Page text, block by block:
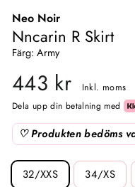
Neo Noir
Nncarin R Skirt
Färg: Army
443 kr
Inkl. moms
Dela upp din betalning med
♡ Produkten bedöms
STØRRELSE
32/XXS 34/XS
Damstrumpor & trikåer
T-shirts & toppar
Västar
Amningsvänliga kläder
Meraki
Natalie Maria
Oskia
Rosalique
Pojkkläder